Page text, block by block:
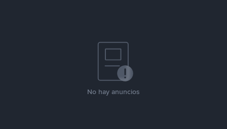
No hay anuncios